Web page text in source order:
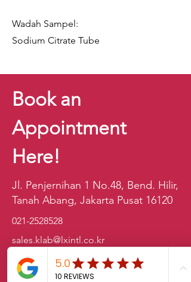
Wadah Sampel:
Sodium Citrate Tube
Book an
Appointment
Here!
Jl. Penjernihan 1 No.48, Bend. Hilir,
Tanah Abang, Jakarta Pusat 16120
021-2528528
sales.klab@lxintl.co.kr